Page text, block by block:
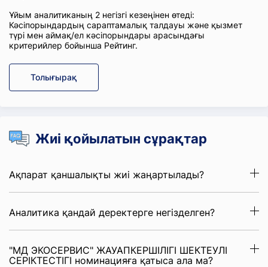
Ұйым аналитиканың 2 негізгі кезеңінен өтеді:
Кәсіпорындардың сараптамалық талдауы және қызмет
түрі мен аймақ/ел кәсіпорындары арасындағы
критерийлер бойынша Рейтинг.
Толығырақ
Жиі қойылатын сұрақтар
Ақпарат қаншалықты жиі жаңартылады?
Аналитика қандай деректерге негізделген?
"МД ЭКОСЕРВИС" ЖАУАПКЕРШІЛІГІ ШЕКТЕУЛІ
СЕРІКТЕСТІГІ номинацияға қатыса ала ма?